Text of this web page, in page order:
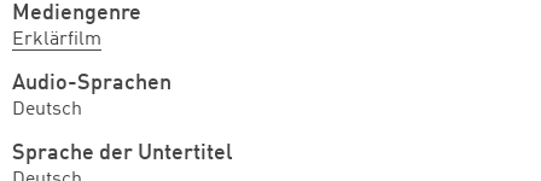
Mediengenre
Erklärfilm
Audio-Sprachen
Deutsch
Sprache der Untertitel